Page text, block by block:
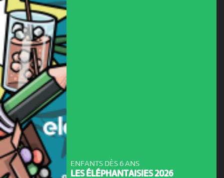
ENFANTS DÈS 6 ANS
LES ÉLÉPHANTAISIES 2026